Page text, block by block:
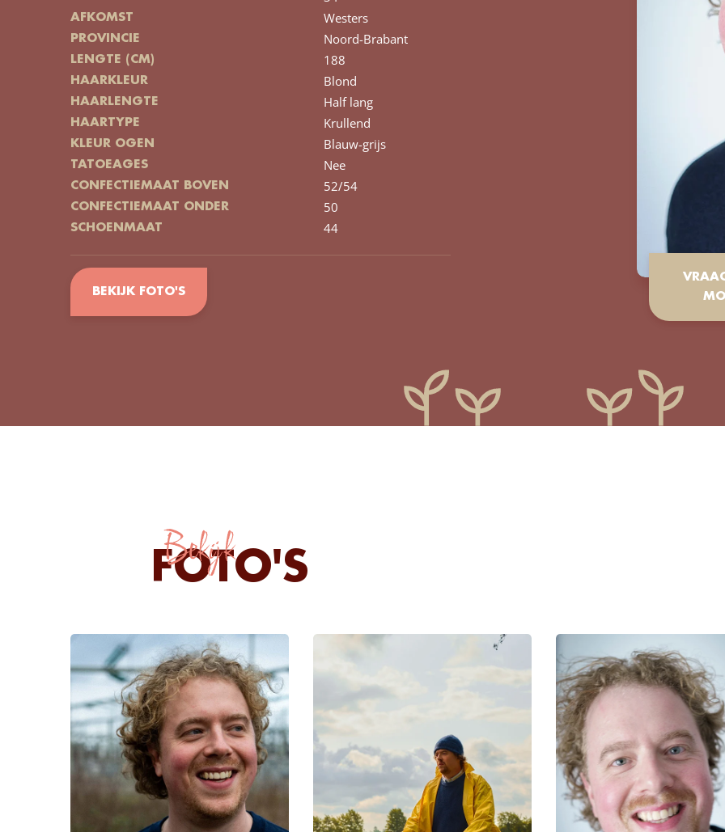
AFKOMST Westers
PROVINCIE Noord-Brabant
LENGTE (CM) 188
HAARKLEUR Blond
HAARLENGTE Half lang
HAARTYPE Krullend
KLEUR OGEN Blauw-grijs
TATOEAGES Nee
CONFECTIEMAAT BOVEN 52/54
CONFECTIEMAAT ONDER 50
SCHOENMAAT 44
BEKIJK FOTO'S
Bekijk
FOTO'S